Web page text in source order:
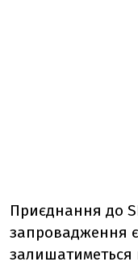
Приєднання до
запровадження